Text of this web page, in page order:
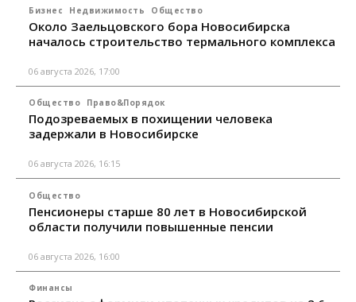
Бизнес Недвижимость Общество
Около Заельцовского бора Новосибирска
началось строительство термального комплекса
06 августа 2026, 17:00
Общество Право&Порядок
Подозреваемых в похищении человека
задержали в Новосибирске
06 августа 2026, 16:15
Общество
Пенсионеры старше 80 лет в Новосибирской
области получили повышенные пенсии
06 августа 2026, 16:00
Финансы